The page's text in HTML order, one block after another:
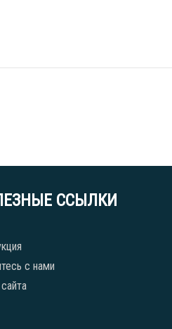
ССЫЛКИ
с нами